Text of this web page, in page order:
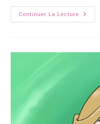
Continuer La Lecture